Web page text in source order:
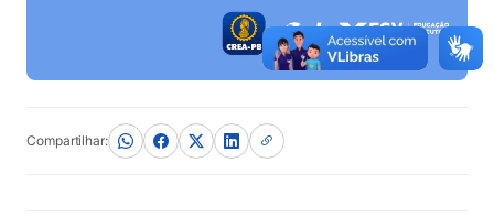
Compartilhar: